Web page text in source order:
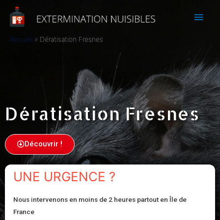
Accueil Dératisation Fresnes
Dératisation Fresnes
Découvrir !
UNE URGENCE ?
Nous intervenons en moins de 2 heures partout en Île de
France